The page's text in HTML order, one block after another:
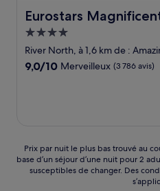
Eurostars
Eurostars Magnificent Mile
Hébergement
4.0 étoiles
River North, à 1,6 km de :
9.0
9,0/10 Merveilleux (3 786 avis)
Prix
par
nuit
Prix par nuit le plus bas trouvé au
base d’un séjour d’une nuit pour 2
susceptibles de changer. Des